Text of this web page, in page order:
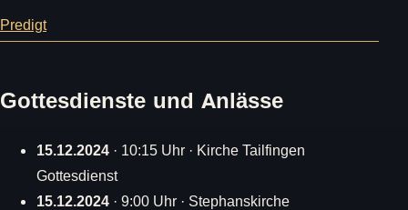
Predigt
Gottesdienste und Anlässe
15.12.2024 · 10:15 Uhr · Kirche Tailfingen
Gottesdienst
15.12.2024 · 9:00 Uhr · Stephanskirche